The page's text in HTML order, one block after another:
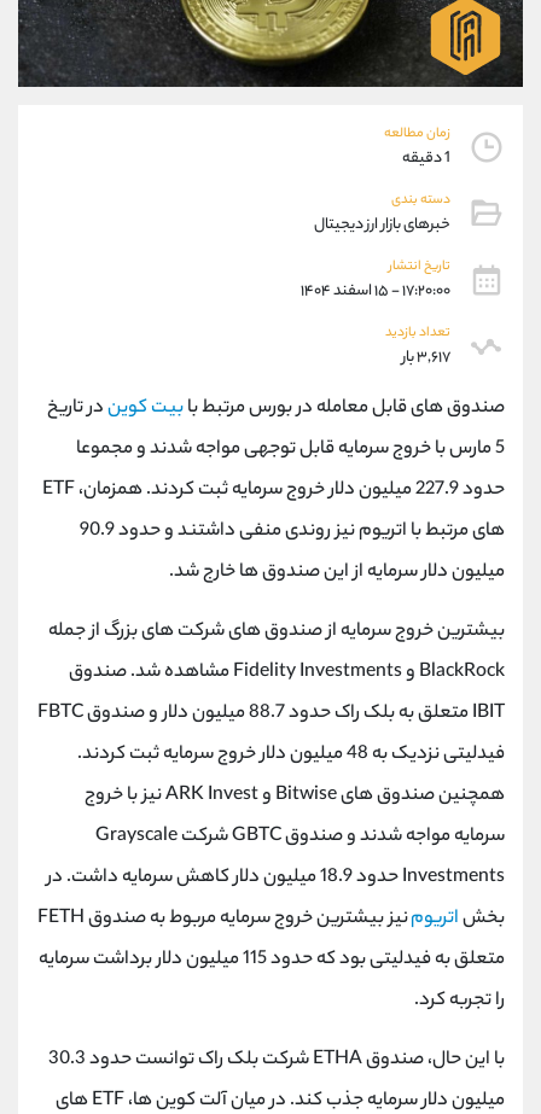
زمان مطالعه
1 دقیقه
دسته بندی
خبرهای بازار ارز دیجیتال
تاریخ انتشار
۱۷:۲۰:۰۰ - ۱۵ اسفند ۱۴۰۴
تعداد بازدید
۳,۶۱۷ بار
صندوق های قابل معامله در بورس مرتبط بابیت کویندر تاریخ
5 مارس با خروج سرمایه قابل توجهی مواجه شدند و مجموعا
حدود 227.9 میلیون دلار خروج سرمایه ثبت کردند. همزمان، ETF
های مرتبط با اتریوم نیز روندی منفی داشتند و حدود 90.9
میلیون دلار سرمایه از این صندوق ها خارج شد.
بیشترین خروج سرمایه از صندوق های شرکت های بزرگ از جمله
BlackRock و Fidelity Investments مشاهده شد. صندوق
IBIT متعلق به بلک راک حدود 88.7 میلیون دلار و صندوق FBTC
فیدلیتی نزدیک به 48 میلیون دلار خروج سرمایه ثبت کردند.
همچنین صندوق های Bitwise و ARK Invest نیز با خروج
سرمایه مواجه شدند و صندوق GBTC شرکت Grayscale
Investments حدود 18.9 میلیون دلار کاهش سرمایه داشت. در
بخشاتریوم
نیز بیشترین خروج سرمایه مربوط به صندوق FETH
متعلق به فیدلیتی بود که حدود 115 میلیون دلار برداشت سرمایه
را تجربه کرد.
با این حال، صندوق ETHA شرکت بلک راک توانست حدود 30.3
میلیون دلار سرمایه جذب کند. در میان آلت کوین ها، ETF های
09927779040
واتساپ شروع گفتگو
تلگرام @Armteam_admin_por
پشتیبان فروش
موبایل
واتساپ
تلگرام
داخلی
اطلاعات تماس
تلفن 021-22021030
بدون پیش شماره 90001030
اینستاگرام @alireza.mehrabii
کانال تلگرام @alirezamehrabi_com